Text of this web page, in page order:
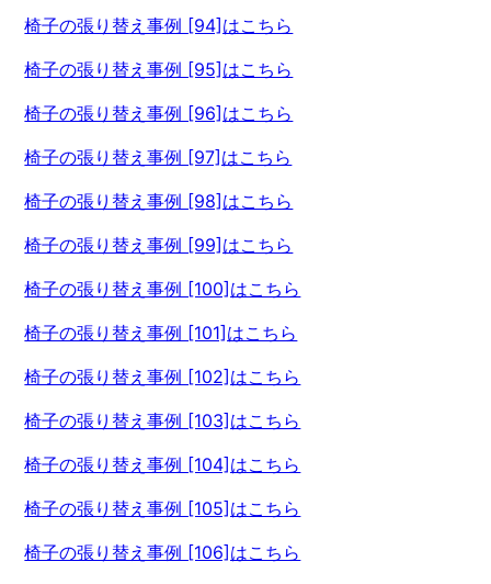
椅子の張り替え事例 [94]はこちら
椅子の張り替え事例 [95]はこちら
椅子の張り替え事例 [96]はこちら
椅子の張り替え事例 [97]はこちら
椅子の張り替え事例 [98]はこちら
椅子の張り替え事例 [99]はこちら
椅子の張り替え事例 [100]はこちら
椅子の張り替え事例 [101]はこちら
椅子の張り替え事例 [102]はこちら
椅子の張り替え事例 [103]はこちら
椅子の張り替え事例 [104]はこちら
椅子の張り替え事例 [105]はこちら
椅子の張り替え事例 [106]はこちら